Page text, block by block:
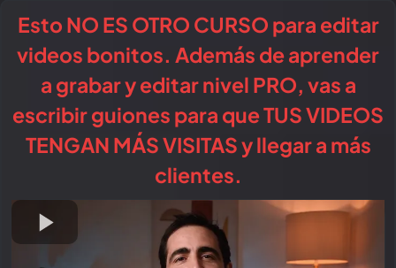
Esto NO ES OTRO CURSO para editar
videos bonitos. Además de aprender
a grabar y editar nivel PRO, vas a
escribir guiones para que TUS VIDEOS
TENGAN MÁS VISITAS y llegar a más
clientes.